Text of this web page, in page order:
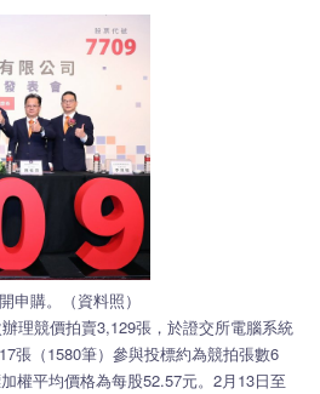
申購。（資料照）
理競價拍賣3,129張，於證交所電腦系統
張（1580筆）參與投標約為競拍張數6
權平均價格為每股52.57元。2月13日至